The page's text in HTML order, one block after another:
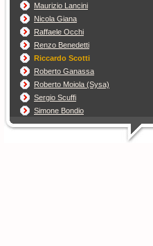
Maurizio Lancini
Nicola Giana
Raffaele Occhi
Renzo Benedetti
Riccardo Scotti
Roberto Ganassa
Roberto Moiola (Sysa)
Sergio Scuffi
Simone Bondio